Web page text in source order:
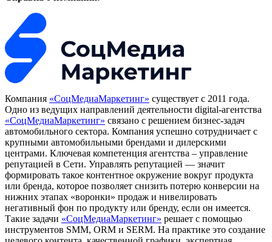
Компания «СоцМедиаМаркетинг» существует с 2011 года.
Одно из ведущих направлений деятельности digital-агентства
«СоцМедиаМаркетинг» связано с решением бизнес-задач
автомобильного сектора. Компания успешно сотрудничает с
крупными автомобильными брендами и дилерскими
центрами. Ключевая компетенция агентства – управление
репутацией в Сети. Управлять репутацией — значит
формировать такое контентное окружение вокруг продукта
или бренда, которое позволяет снизить потерю конверсии на
нижних этапах «воронки» продаж и нивелировать
негативный фон по продукту или бренду, если он имеется.
Такие задачи «СоцМедиаМаркетинг» решает с помощью
инструментов SMM, ORM и SERM. На практике это создание